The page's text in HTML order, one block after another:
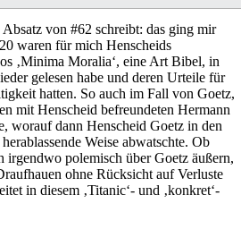
von #62 schreibt: das ging mir
waren für mich Henscheids
‚Minima Moralia‘, eine Art Bibel, in
gelesen habe und deren Urteile für
hatten. So auch im Fall von Goetz,
mit Henscheid befreundeten Hermann
worauf dann Henscheid Goetz in den
Weise abwatschte. Ob
irgendwo polemisch über Goetz äußern,
ohne Rücksicht auf Verluste
in diesem ‚Titanic‘- und ‚konkret‘-